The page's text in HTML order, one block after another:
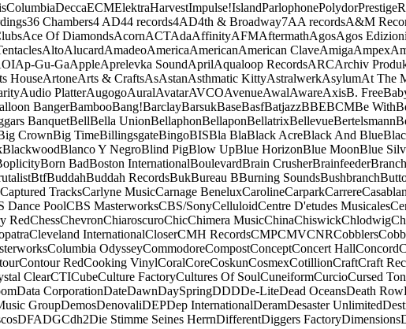
ColumbiaDeccaECMElektraHarvestImpulse!IslandParlophonePolydorPrestige
36 Chambers4 AD44 records4AD4th & Broadway7AA recordsA&M
Ace Of DiamondsAcornACTAdaAffinityAFMAftermathAgosAgos
AltoAlucardAmadeoAmericaAmericanAmerican ClaveAmigaAmpex
Ap-Gu-GaAppleAprelevka SoundAprilAqualoop RecordsARCArchiv
HouseArtoneArts & CraftsAsAstanAsthmatic KittyAstralwerkAsylumAt The
Audio PlatterAugogoAuralAvatarAVCOAvenueAwalAwareAxisB. Free
BangerBambooBang!BarclayBarsukBaseBasfBatjazzBBEBCMBe With
BanquetBellBella UnionBellaphonBellaponBellatrixBellevueBertelsmann
CrownBig TimeBillingsgateBingoBISBla BlaBlack AcreBlack And Blue
BlackwoodBlanco Y NegroBlind PigBlow UpBlue HorizonBlue MoonBlue
Born BadBoston InternationalBoulevardBrain CrusherBrainfeeder
BtfBuddahBuddah RecordsBukBureau BBurning SoundsBushbranch
Captured TracksCarlyne MusicCarnage BeneluxCarolineCarparkCarrere
Dance PoolCBS MasterworksCBS/SonyCelluloidCentre D'etudes Musicales
RedChessChevronChiaroscuroChicChimera MusicChinaChiswickChlodwig
Cleveland InternationalCloserCMH RecordsCMPCMVCNRCobblers
Columbia OdysseyCommodoreCompostConceptConcert HallConcord
Contour RedCooking VinylCoralCoreCoskunCosmexCotillionCraftCraft
ClearCTICubeCulture FactoryCultures Of SoulCuneiformCurcioCursed
Data CorporationDateDawnDaySpringDDDDe-LiteDead OceansDeath Row
GroupDemosDenovaliDEPDep InternationalDeramDesaster Unlimited
DFADGCdh2Die Stimme Seines HerrnDifferentDiggers FactoryDimensions